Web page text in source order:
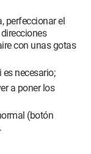
perfeccionar el
con unas gotas
necesario;
a poner los
(botón